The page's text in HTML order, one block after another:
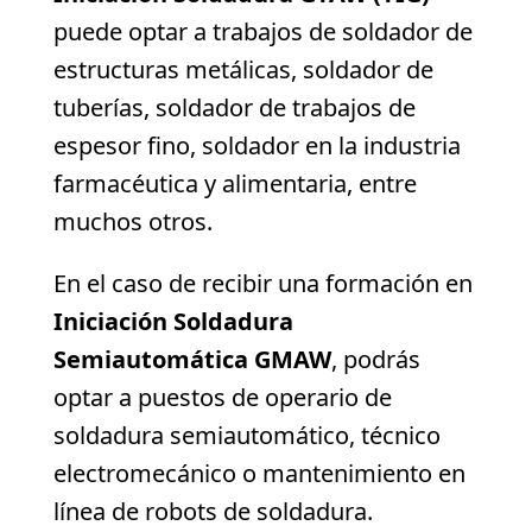
puede optar a trabajos de soldador de
estructuras metálicas, soldador de
tuberías, soldador de trabajos de
espesor fino, soldador en la industria
farmacéutica y alimentaria, entre
muchos otros.
En el caso de recibir una formación en
Iniciación Soldadura
Semiautomática GMAW, podrás
optar a puestos de operario de
soldadura semiautomático, técnico
electromecánico o mantenimiento en
línea de robots de soldadura.